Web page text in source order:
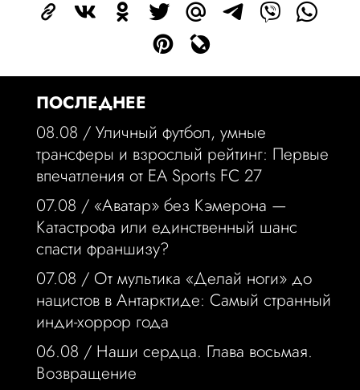
ПОСЛЕДНЕЕ
08.08 / Уличный футбол, умные
трансферы и взрослый рейтинг: Первые
впечатления от EA Sports FC 27
07.08 / «Аватар» без Кэмерона —
Катастрофа или единственный шанс
спасти франшизу?
07.08 / От мультика «Делай ноги» до
нацистов в Антарктиде: Самый странный
инди-хоррор года
06.08 / Наши сердца. Глава восьмая.
Возвращение